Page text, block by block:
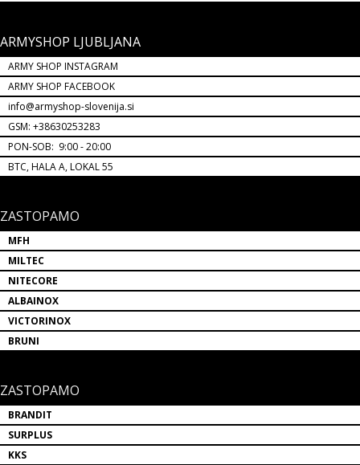
ARMYSHOP LJUBLJANA
ARMY SHOP INSTAGRAM
ARMY SHOP FACEBOOK
info@armyshop-slovenija.si
GSM: +38630253283
PON-SOB: 9:00 - 20:00
BTC, HALA A, LOKAL 55
ZASTOPAMO
MFH
MILTEC
NITECORE
ALBAINOX
VICTORINOX
BRUNI
ZASTOPAMO
BRANDIT
SURPLUS
KKS